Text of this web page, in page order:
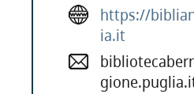
https://
ia.it